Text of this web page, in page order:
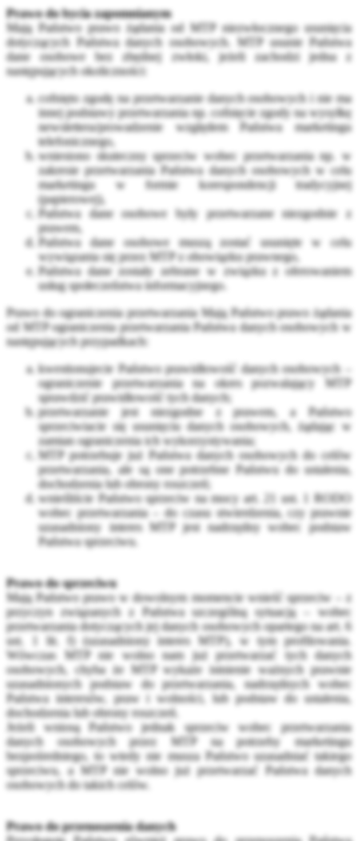
Prawo do bycia zapomnianym
Mają Państwo prawo żądania od MTP niezwłocznego usunięcia
dotyczących Państwa danych osobowych. MTP usunie Państwa
dane osobowe bez zbędnej zwłoki, jeżeli zachodzi jedna z
następujących okoliczności:
cofnięto zgodę na przetwarzanie danych osobowych i nie ma
innej podstawy przetwarzania np. cofnięcie zgody na wysyłkę
newslettera/prowadzenie względem Państwa marketingu
telefonicznego,
wniesiono skuteczny sprzeciw wobec przetwarzania np. w
zakresie przetwarzania Państwa danych osobowych w celu
marketingu w formie korespondencji tradycyjnej
(papierowej),
Państwa dane osobowe były przetwarzane niezgodnie z
prawem,
Państwa dane osobowe muszą zostać usunięte w celu
wywiązania się przez MTP z obowiązku prawnego,
Państwa dane zostały zebrane w związku z oferowaniem
usług społeczeństwa informacyjnego.
Prawo do ograniczenia przetwarzania Mają Państwo prawo żądania
od MTP ograniczenia przetwarzania Państwa danych osobowych w
następujących przypadkach:
kwestionujecie Państwo prawidłowość danych osobowych –
ograniczenie przetwarzania na okres pozwalający MTP
sprawdzić prawidłowość tych danych;
przetwarzanie jest niezgodne z prawem, a Państwo
sprzeciwiacie się usunięciu danych osobowych, żądając w
zamian ograniczenia ich wykorzystywania;
MTP potrzebuje już Państwa danych osobowych do celów
przetwarzania, ale są one potrzebne Państwu do ustalenia,
dochodzenia lub obrony roszczeń;
wnieśliście Państwo sprzeciw na mocy art. 21 ust. 1 RODO
wobec przetwarzania – do czasu stwierdzenia, czy prawnie
uzasadniony interes MTP jest nadrzędny wobec podstaw
Państwa sprzeciwu.
Prawo do sprzeciwu
Mają Państwo prawo w dowolnym momencie wnieść sprzeciw – z
przyczyn związanych z Państwa szczególną sytuacją – wobec
przetwarzania dotyczących jej danych osobowych opartego na art. 6
ust. 1 lit. f) (uzasadniony interes MTP), w tym profilowania.
Wówczas MTP nie wolno nam już przetwarzać tych danych
osobowych, chyba że MTP wykaże istnienie ważnych prawnie
uzasadnionych podstaw do przetwarzania, nadrzędnych wobec
Państwa interesów, praw i wolności, lub podstaw do ustalenia,
dochodzenia lub obrony roszczeń.
Jeżeli wniosą Państwo jednak sprzeciw wobec przetwarzania
danych osobowych przez MTP na potrzeby marketingu
bezpośredniego, to wtedy nie musza Państwo uzasadniać takiego
sprzeciwu, a MTP nie wolno już przetwarzać Państwa danych
osobowych do takich celów.
Prawo do przenoszenia danych